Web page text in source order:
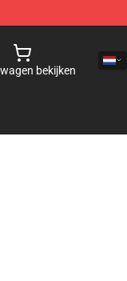
bekijken